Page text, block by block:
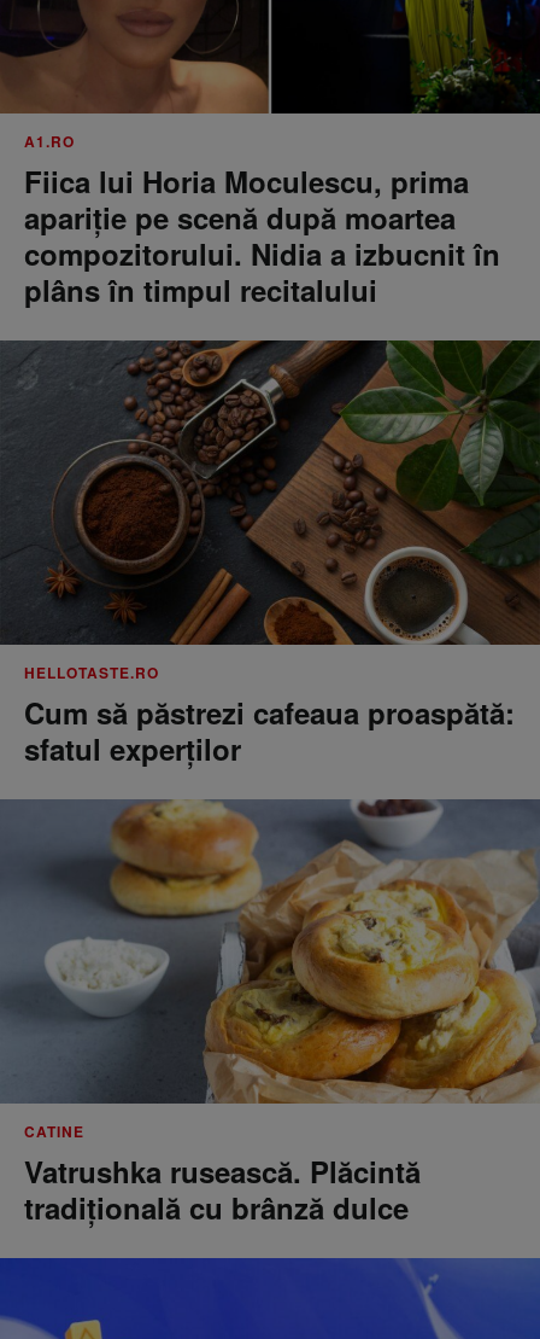
A1.RO
Fiica lui Horia Moculescu, prima
apariție pe scenă după moartea
compozitorului. Nidia a izbucnit în
plâns în timpul recitalului
HELLOTASTE.RO
Cum să păstrezi cafeaua proaspătă:
sfatul experților
CATINE
Vatrushka rusească. Plăcintă
tradițională cu brânză dulce